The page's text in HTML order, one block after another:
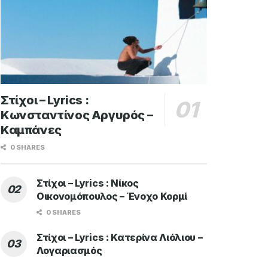
Στίχοι – Lyrics :
Κωνσταντίνος Αργυρός –
Καμπάνες
0 SHARES
Στίχοι – Lyrics : Νίκος
Οικονομόπουλος – Ένοχο Κορμί
0 SHARES
Στίχοι – Lyrics : Κατερίνα Λιόλιου –
Λογαριασμός